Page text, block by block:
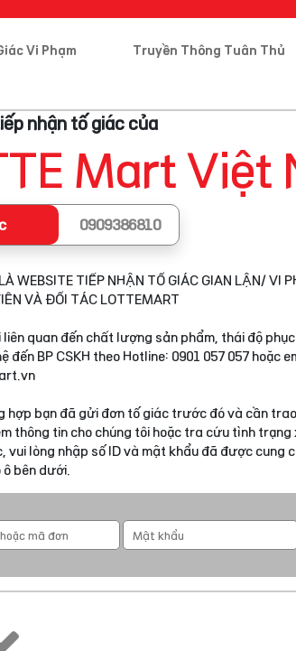
Vi Phạm Truyền Thông Tuân Thủ
nhận tố giác của
Mart Việt
0909386810
WEBSITE TIẾP NHẬN TỐ GIÁC GIAN LẬN/ VI
VÀ ĐỐI TÁC LOTTEMART
liên quan đến chất lượng sản phẩm, thái độ
đến BP CSKH theo Hotline: 0901 057 057 hoặc
hợp bạn đã gửi đơn tố giác trước đó và cần
thông tin cho chúng tôi hoặc tra cứu tình trạng
vui lòng nhập số ID và mật khẩu đã được cung
bên dưới.